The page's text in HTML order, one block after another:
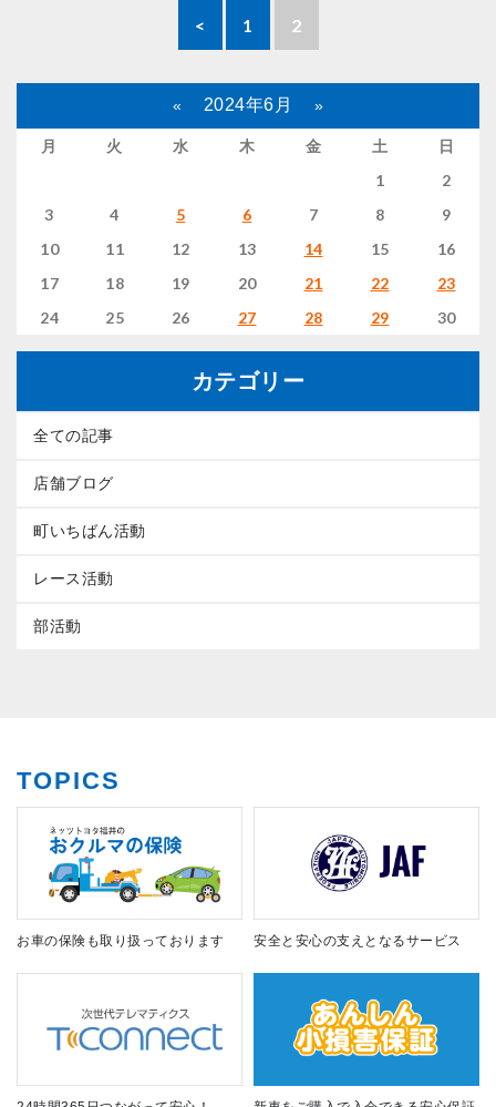
< 1 2
« 2024年6月 »
月 火 水 木 金 土
日
1
2
3
4 5 6 7 8
9
10
11 12 13 14 15
16
17
18 19 20 21 22
23
24
25 26 27 28 29 30
カテゴリー
全ての記事
店舗ブログ
町いちばん活動
レース活動
部活動
TOPICS
お車の保険も取り扱っております 安全と安心の支えとなるサービス